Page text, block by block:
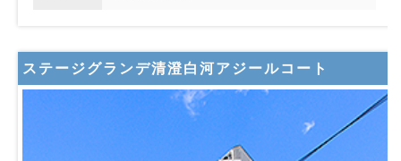
ステージグランデ清澄白河アジールコート